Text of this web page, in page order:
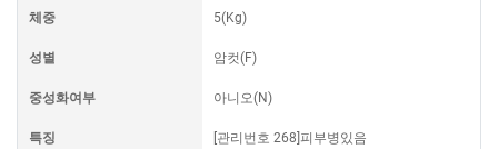
체중 5(Kg)
성별 암컷(F)
중성화여부 아니오(N)
특징 [관리번호 268]피부병있음